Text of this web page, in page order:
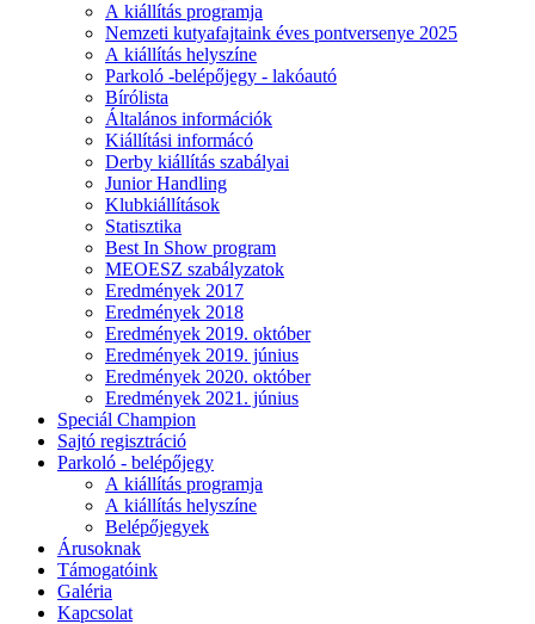
A kiállítás programja
Nemzeti kutyafajtaink éves pontversenye 2025
A kiállítás helyszíne
Parkoló -belépőjegy - lakóautó
Bírólista
Általános információk
Kiállítási informácó
Derby kiállítás szabályai
Junior Handling
Klubkiállítások
Statisztika
Best In Show program
MEOESZ szabályzatok
Eredmények 2017
Eredmények 2018
Eredmények 2019. október
Eredmények 2019. június
Eredmények 2020. október
Eredmények 2021. június
Speciál Champion
Sajtó regisztráció
Parkoló - belépőjegy
A kiállítás programja
A kiállítás helyszíne
Belépőjegyek
Árusoknak
Támogatóink
Galéria
Kapcsolat